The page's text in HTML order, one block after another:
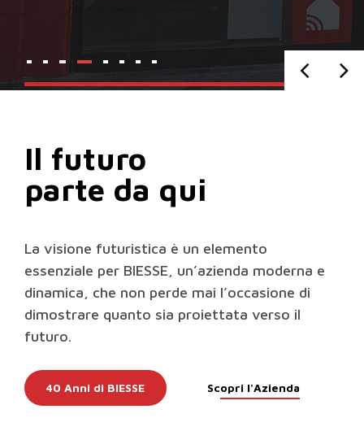
Il futuro
parte da qui
La visione futuristica è un elemento
essenziale per BIESSE, un’azienda moderna e
dinamica, che non perde mai l’occasione di
dimostrare quanto sia proiettata verso il
futuro.
40 Anni di BIESSE Scopri l'Azienda